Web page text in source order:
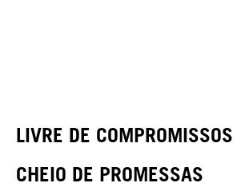
LIVRE DE COMPROMISSOS
CHEIO DE PROMESSAS